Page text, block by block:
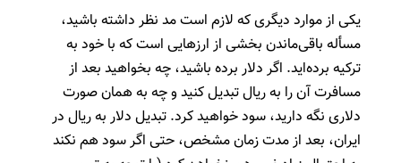
یکی از موارد دیگری که لازم است مد نظر داشته باشید،
مسأله باقی‌ماندن بخشی از ارزهایی است که با خود به
ترکیه برده‌اید. اگر دلار برده باشید، چه بخواهید بعد از
مسافرت آن را به ریال تبدیل کنید و چه به همان صورت
دلاری نگه دارید، سود خواهید کرد. تبدیل دلار به ریال در
ایران، بعد از مدت زمان مشخص، حتی اگر سود هم نکند